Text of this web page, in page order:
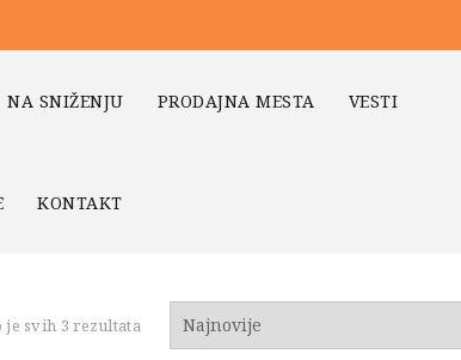
NA SNIŽENJU PRODAJNA MESTA VESTI
KONTAKT
je svih 3 rezultata Sortirano